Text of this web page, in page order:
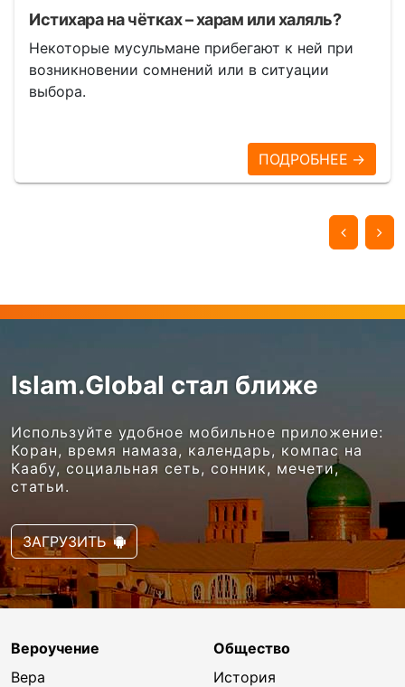
Истихара на чётках – харам или халяль?
Некоторые мусульмане прибегают к ней при
возникновении сомнений или в ситуации
выбора.
ПОДРОБНЕЕ →
Islam.Global стал ближе
Используйте удобное мобильное приложение:
Коран, время намаза, календарь, компас на
Каабу, социальная сеть, сонник, мечети,
статьи.
ЗАГРУЗИТЬ
Вероучение
Вера
Общество
История